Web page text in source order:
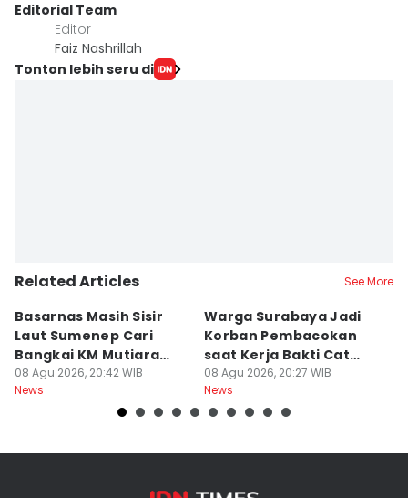
Editorial Team
Editor
Faiz Nashrillah
Tonton lebih seru di
Related Articles See More
Basarnas Masih Sisir
Laut Sumenep Cari
Bangkai KM Mutiara
Sentosa II
08 Agu 2026, 20:42 WIB
News
Warga Surabaya Jadi
Korban Pembacokan
saat Kerja Bakti Cat
Gapura
08 Agu 2026, 20:27 WIB
News